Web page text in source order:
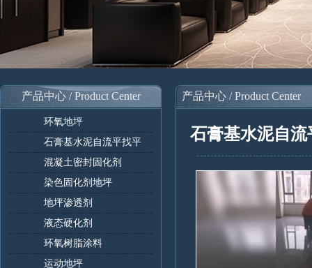
产品中心 / Product Center
环氧地坪
石膏基水泥自流平找平
混凝土密封固化剂
染色固化剂地坪
地坪渗透剂
液态硬化剂
环氧树脂涂料
运动地坪
产品中心 / Product Center
石膏基水泥自流